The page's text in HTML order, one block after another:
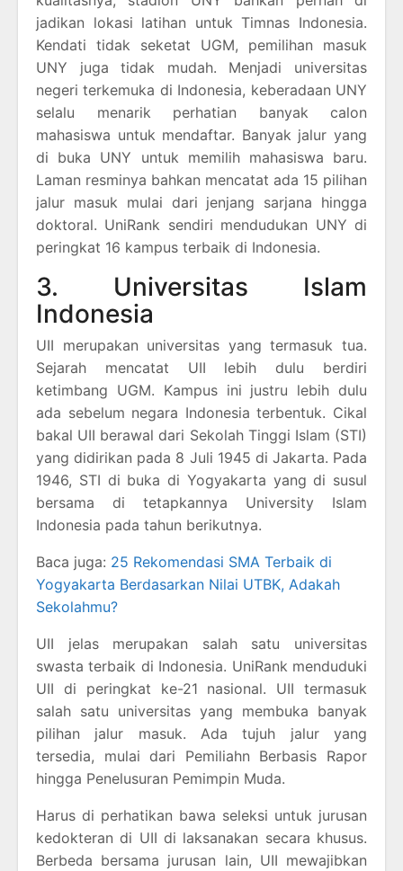
jadikan lokasi latihan untuk Timnas Indonesia.
Kendati tidak seketat UGM, pemilihan masuk
UNY juga tidak mudah. Menjadi universitas
negeri terkemuka di Indonesia, keberadaan UNY
selalu menarik perhatian banyak calon
mahasiswa untuk mendaftar. Banyak jalur yang
di buka UNY untuk memilih mahasiswa baru.
Laman resminya bahkan mencatat ada 15 pilihan
jalur masuk mulai dari jenjang sarjana hingga
doktoral. UniRank sendiri mendudukan UNY di
peringkat 16 kampus terbaik di Indonesia.
3. Universitas Islam
Indonesia
UII merupakan universitas yang termasuk tua.
Sejarah mencatat UII lebih dulu berdiri
ketimbang UGM. Kampus ini justru lebih dulu
ada sebelum negara Indonesia terbentuk. Cikal
bakal UII berawal dari Sekolah Tinggi Islam (STI)
yang didirikan pada 8 Juli 1945 di Jakarta. Pada
1946, STI di buka di Yogyakarta yang di susul
bersama di tetapkannya University Islam
Indonesia pada tahun berikutnya.
Baca juga: 25 Rekomendasi SMA Terbaik di
Yogyakarta Berdasarkan Nilai UTBK, Adakah
Sekolahmu?
UII jelas merupakan salah satu universitas
swasta terbaik di Indonesia. UniRank menduduki
UII di peringkat ke-21 nasional. UII termasuk
salah satu universitas yang membuka banyak
pilihan jalur masuk. Ada tujuh jalur yang
tersedia, mulai dari Pemiliahn Berbasis Rapor
hingga Penelusuran Pemimpin Muda.
Harus di perhatikan bawa seleksi untuk jurusan
kedokteran di UII di laksanakan secara khusus.
Berbeda bersama jurusan lain, UII mewajibkan